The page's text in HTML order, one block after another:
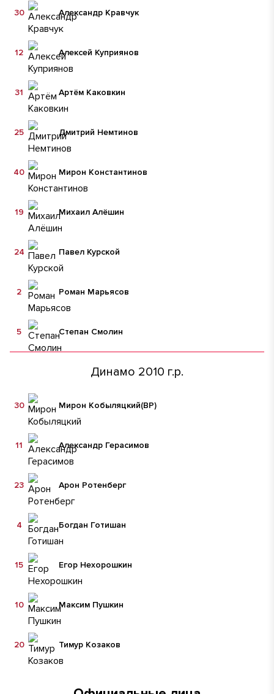
Александр Кравчук
30
Алексей Куприянов
12
Артём Каковкин
31
Дмитрий Немтинов
25
Мирон Константинов
40
Михаил Алёшин
19
Павел Курской
24
Роман Марьясов
2
Степан Смолин
5
Динамо 2010 г.р.
Мирон Кобыляцкий(ВР)
30
Александр Герасимов
11
Арон Ротенберг
23
Богдан Готишан
4
Егор Нехорошкин
15
Максим Пушкин
10
Тимур Козаков
20